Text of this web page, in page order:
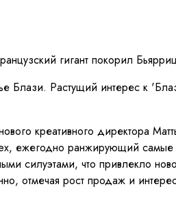
гигант покорил
Блази. Растущий интерес к
креативного директора
ежегодно ранжирующий
силуэтами, что привлекло
отмечая рост продаж и